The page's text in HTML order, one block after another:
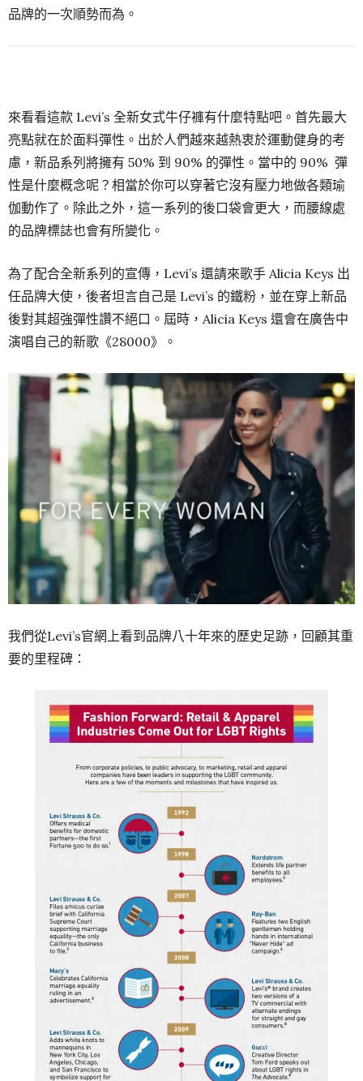
品牌的一次順勢而為。
來看看這款 Levi’s 全新女式牛仔褲有什麼特點吧。首先最大
亮點就在於面料彈性。出於人們越來越熱衷於運動健身的考
慮，新品系列將擁有 50% 到 90% 的彈性。當中的 90% 彈
性是什麼概念呢？相當於你可以穿著它沒有壓力地做各類瑜
伽動作了。除此之外，這一系列的後口袋會更大，而腰線處
的品牌標誌也會有所變化。
為了配合全新系列的宣傳，Levi’s 還請來歌手 Alicia Keys 出
任品牌大使，後者坦言自己是 Levi’s 的鐵粉，並在穿上新品
後對其超強彈性讚不絕口。屆時，Alicia Keys 還會在廣告中
演唱自己的新歌《28000》。
我們從Levi’s官網上看到品牌八十年來的歷史足跡，回顧其重
要的里程碑：